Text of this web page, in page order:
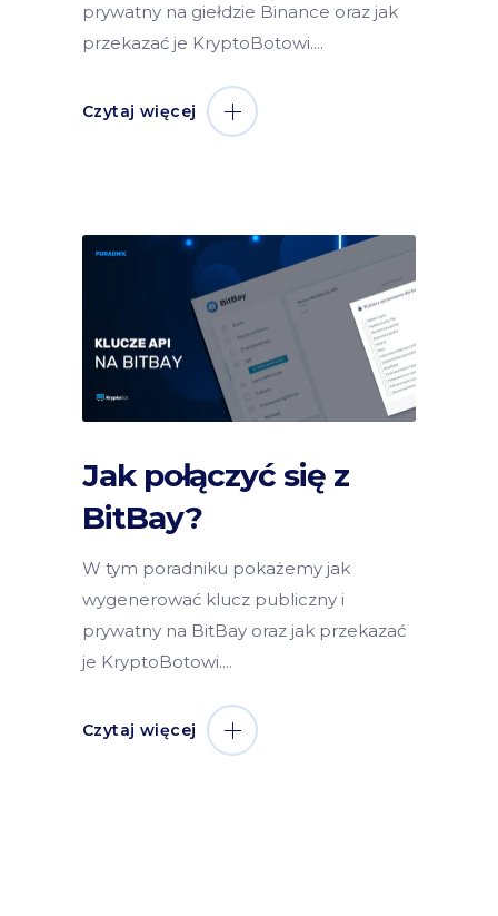
prywatny na giełdzie Binance oraz jak
przekazać je KryptoBotowi.
Czytaj więcej
Jak połączyć się z
BitBay?
W tym poradniku pokażemy jak
wygenerować klucz publiczny i
prywatny na BitBay oraz jak przekazać
je KryptoBotowi.
Czytaj więcej